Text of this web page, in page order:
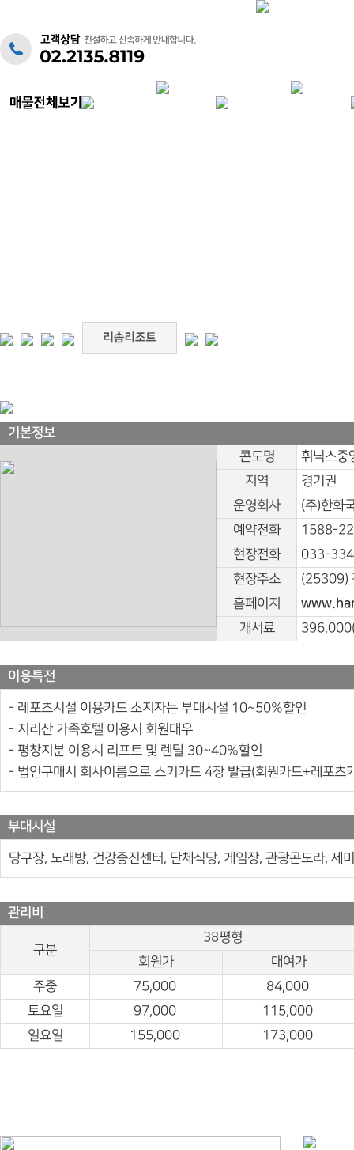
기본정보
콘도명
휘닉스중
지역
경기권
운영회사
(주)한화
예약전화
1588-
현장전화
033-
현장주소
(25309)
홈페이지
개서료
396,000(
이용특전
- 레포츠시설 이용카드 소지자는 부대시설 10~50%할인
- 지리산 가족호텔 이용시 회원대우
- 평창지분 이용시 리프트 및 렌탈 30~40%할인
- 법인구매시 회사이름으로 스키카드 4장 발급(회원카드+레포츠
부대시설
당구장, 노래방, 건강증진센터, 단체식당, 게임장, 관광곤도라, 세
관리비
구분
38평형
회원가
대여가
주중
75,000
84,000
토요일
97,000
115,000
일요일
155,000 173,000